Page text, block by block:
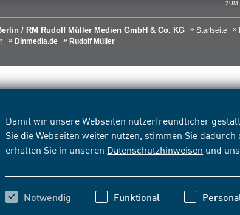
Damit wir unsere Webseiten nutzerfreundlicher
Sie die Webseiten weiter nutzen, stimmen Sie
erhalten Sie in unseren Datenschutzhinweisen und
Notwendig Funktional
ZUM
/ RM Rudolf Müller Medien GmbH & Co. KG Startseite
Dinmedia.de Rudolf Müller